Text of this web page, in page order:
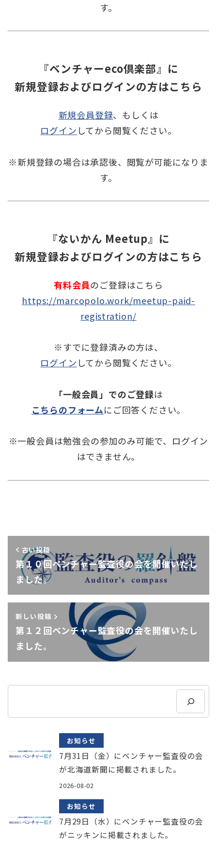
す。
『ベンチャーeco倶楽部』に
新規登録およびログインの方はこちら
新規会員登録、もしくは
ログイン してから閲覧ください。
※新規登録の場合は承認後、 閲覧が可能になりま
す。
『ないかん Meetup』に
新規登録およびログインの方はこちら
有料会員のご登録はこちら
https://marcopolo.work/meetup-paid-
registration/
※すでに登録済みの方は、
ログイン してから閲覧ください。
「一般会員」でのご登録は
こちらのフォームにご回答ください。
※一般会員は勉強会の参加のみ可能で、ログイン
はできません。
古い投稿
第１０回ベンチャー監査役の会を開催いたし
ました。
新しい投稿
第１２回ベンチャー監査役の会を開催いたし
ました。
お知らせ
7月31日（金）にベンチャー監査役の会
が北海道新聞に掲載されました。
2026-08-02
お知らせ
7月29日（水）にベンチャー監査役の会
がニッキンに掲載されました。